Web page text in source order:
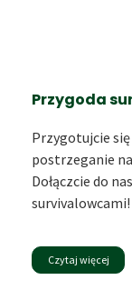
Przygoda
Przygotujcie
postrzeganie
Dołączcie do
survivalowcami!
Czytaj więcej